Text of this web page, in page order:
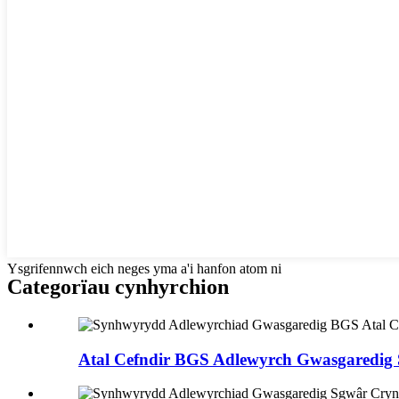
Ysgrifennwch eich neges yma a'i hanfon atom ni
Categorïau cynhyrchion
Atal Cefndir BGS Adlewyrch Gwasgaredig